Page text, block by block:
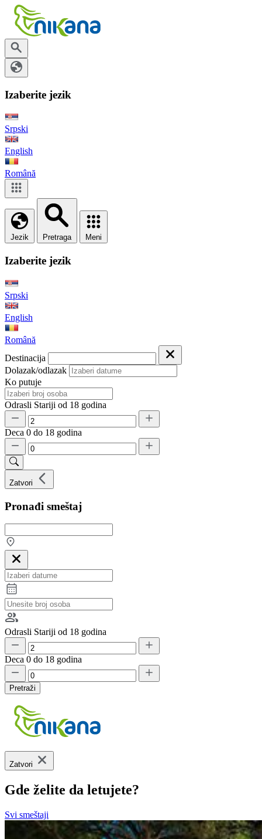
Izaberite jezik
Srpski
English
Română
Jezik Pretraga Meni
Izaberite jezik
Srpski
English
Română
Destinacija
Dolazak/odlazak
Ko putuje
Odrasli Stariji od 18 godina
Deca 0 do 18 godina
Zatvori
Pronađi smeštaj
Odrasli Stariji od 18 godina
Deca 0 do 18 godina
Pretraži
Zatvori
Gde želite da letujete?
Svi smeštaji